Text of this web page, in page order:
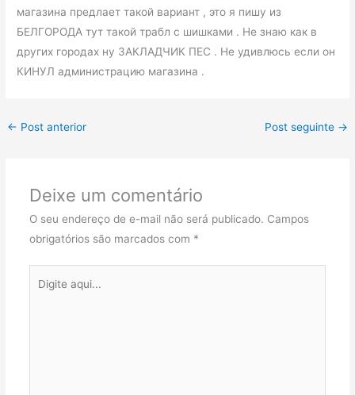
магазина предлает такой вариант , это я пишу из
БЕЛГОРОДА тут такой трабл с шишками . Не знаю как в
других городах ну ЗАКЛАДЧИК ПЕС . Не удивлюсь если он
КИНУЛ администрацию магазина .
← Post anterior Post seguinte →
Deixe um comentário
O seu endereço de e-mail não será publicado. Campos
obrigatórios são marcados com *
aqui...